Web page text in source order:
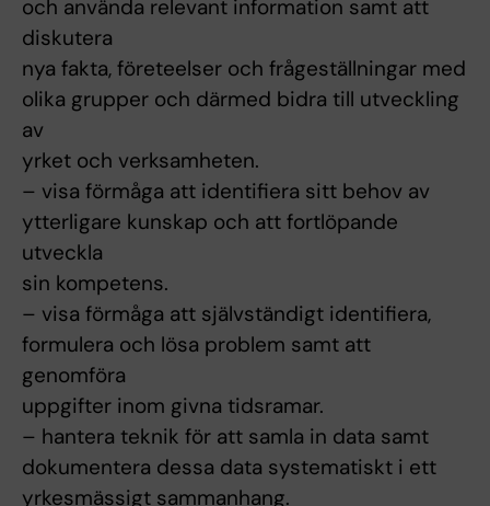
och använda relevant information samt att
diskutera
nya fakta, företeelser och frågeställningar med
olika grupper och därmed bidra till utveckling
av
yrket och verksamheten.
– visa förmåga att identifiera sitt behov av
ytterligare kunskap och att fortlöpande
utveckla
sin kompetens.
– visa förmåga att självständigt identifiera,
formulera och lösa problem samt att
genomföra
uppgifter inom givna tidsramar.
– hantera teknik för att samla in data samt
dokumentera dessa data systematiskt i ett
yrkesmässigt sammanhang.